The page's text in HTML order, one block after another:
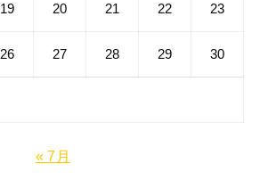
19 20 21 22 23
26 27 28 29 30
« 7月